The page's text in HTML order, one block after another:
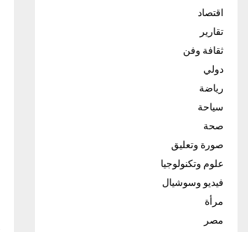
اقتصاد
تقارير
ثقافة وفن
دولي
رياضة
سياحة
صحة
صورة وتعليق
علوم وتكنولوجيا
فيديو وسوشيال
مرأة
مصر